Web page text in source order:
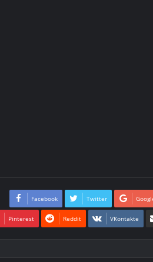
Facebook Twitter
Pinterest Reddit VKontakte